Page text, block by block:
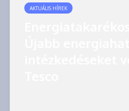
AKTUÁLIS HÍREK